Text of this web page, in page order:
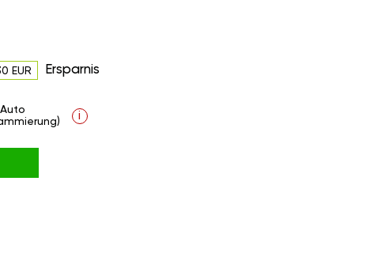
EUR Ersparnis
Auto
i